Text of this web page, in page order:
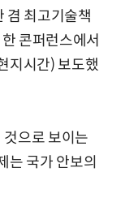
겸 최고기술책
콘퍼런스에서
지시간) 보도했
으로 보이는
는 국가 안보의